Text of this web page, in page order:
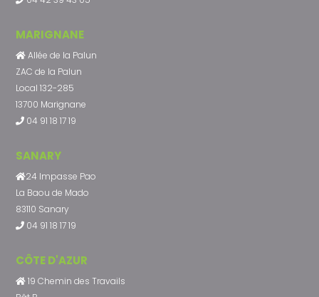
MARIGNANE
Allée de la Palun
ZAC de la Palun
Local 132-285
13700 Marignane
04 91 18 17 19
SANARY
24 Impasse Pao
La Baou de Mado
83110 Sanary
04 91 18 17 19
CÔTE D'AZUR
19 Chemin des Travails